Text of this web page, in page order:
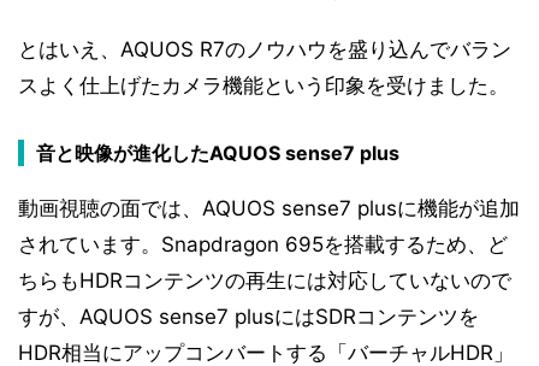
とはいえ、AQUOS R7のノウハウを盛り込んでバラン
スよく仕上げたカメラ機能という印象を受けました。
音と映像が進化したAQUOS sense7 plus
動画視聴の面では、AQUOS sense7 plusに機能が追加
されています。Snapdragon 695を搭載するため、ど
ちらもHDRコンテンツの再生には対応していないので
すが、AQUOS sense7 plusにはSDRコンテンツを
HDR相当にアップコンバートする「バーチャルHDR」